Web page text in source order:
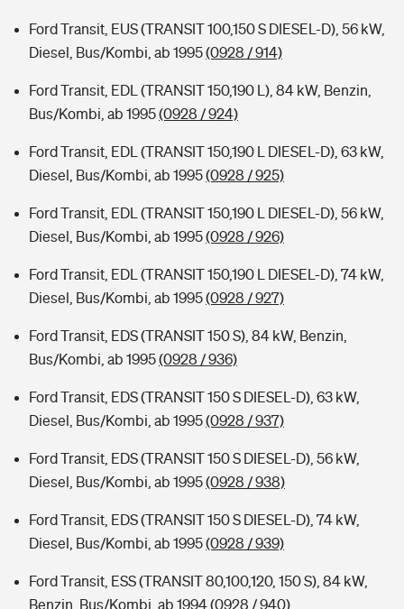
Ford Transit, EUS (TRANSIT 100,150 S DIESEL-D), 56 kW,
Diesel, Bus/Kombi, ab 1995(0928 / 914)
Ford Transit, EDL (TRANSIT 150,190 L), 84 kW, Benzin,
Bus/Kombi, ab 1995(0928 / 924)
Ford Transit, EDL (TRANSIT 150,190 L DIESEL-D), 63 kW,
Diesel, Bus/Kombi, ab 1995(0928 / 925)
Ford Transit, EDL (TRANSIT 150,190 L DIESEL-D), 56 kW,
Diesel, Bus/Kombi, ab 1995(0928 / 926)
Ford Transit, EDL (TRANSIT 150,190 L DIESEL-D), 74 kW,
Diesel, Bus/Kombi, ab 1995(0928 / 927)
Ford Transit, EDS (TRANSIT 150 S), 84 kW, Benzin,
Bus/Kombi, ab 1995(0928 / 936)
Ford Transit, EDS (TRANSIT 150 S DIESEL-D), 63 kW,
Diesel, Bus/Kombi, ab 1995(0928 / 937)
Ford Transit, EDS (TRANSIT 150 S DIESEL-D), 56 kW,
Diesel, Bus/Kombi, ab 1995(0928 / 938)
Ford Transit, EDS (TRANSIT 150 S DIESEL-D), 74 kW,
Diesel, Bus/Kombi, ab 1995(0928 / 939)
Ford Transit, ESS (TRANSIT 80,100,120, 150 S), 84 kW,
Benzin, Bus/Kombi, ab 1994(0928 / 940)